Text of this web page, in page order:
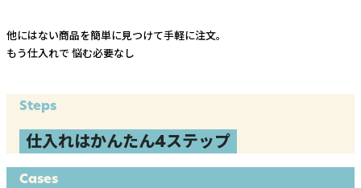
他にはない商品を簡単に見つけて手軽に注文。
もう仕入れで 悩む必要なし
Steps
仕入れはかんたん4ステップ
Cases